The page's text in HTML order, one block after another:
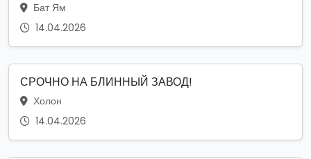
Бат Ям
14.04.2026
СРОЧНО НА БЛИННЫЙ ЗАВОД!
Холон
14.04.2026